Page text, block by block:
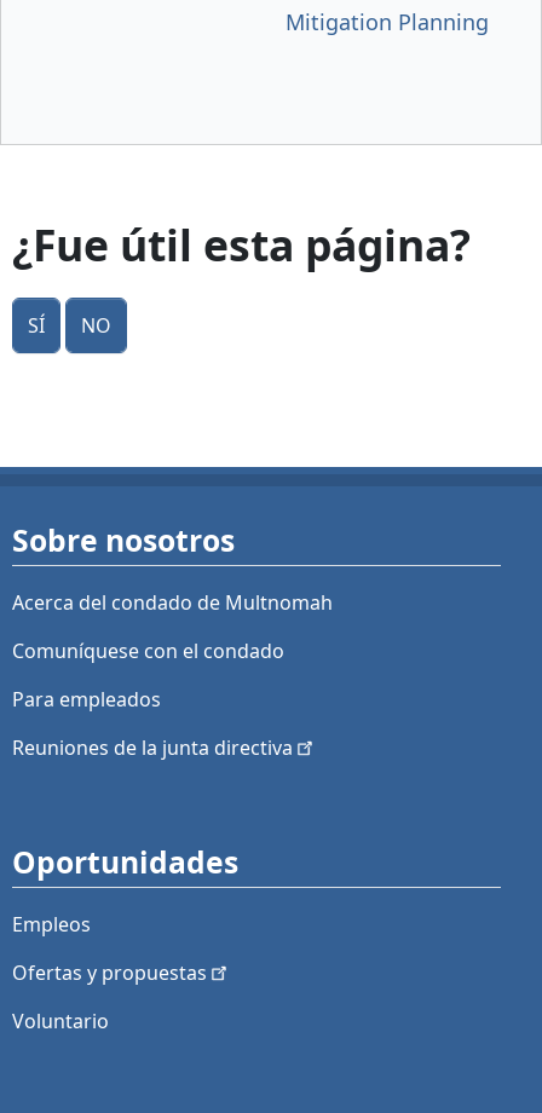
Mitigation Planning
¿Fue útil esta página?
Sí No
Sobre nosotros
Acerca del condado de Multnomah
Comuníquese con el condado
Para empleados
Reuniones de la junta directiva
Oportunidades
Empleos
Ofertas y propuestas
Voluntario